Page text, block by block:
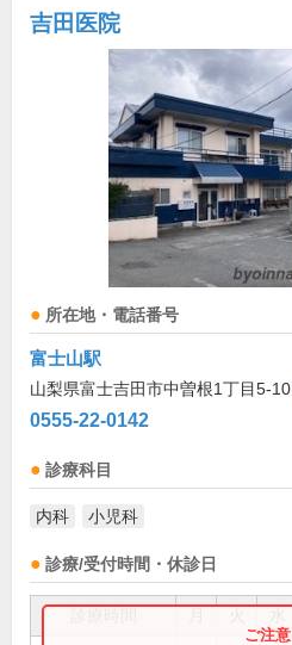
吉田医院
所在地・電話番号
富士山駅
山梨県富士吉田市中曽根1丁目5-10
0555-22-0142
診療科目
内科 小児科
診療/受付時間・休診日